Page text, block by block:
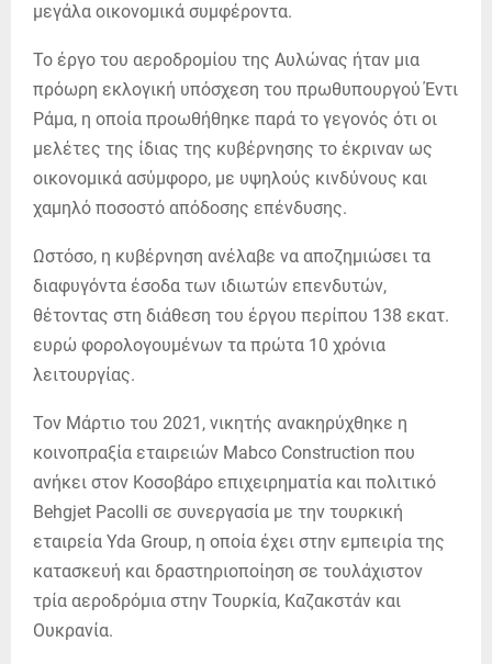
μεγάλα οικονομικά συμφέροντα.
Το έργο του αεροδρομίου της Αυλώνας ήταν μια
πρόωρη εκλογική υπόσχεση του πρωθυπουργού Έντι
Ράμα, η οποία προωθήθηκε παρά το γεγονός ότι οι
μελέτες της ίδιας της κυβέρνησης το έκριναν ως
οικονομικά ασύμφορο, με υψηλούς κινδύνους και
χαμηλό ποσοστό απόδοσης επένδυσης.
Ωστόσο, η κυβέρνηση ανέλαβε να αποζημιώσει τα
διαφυγόντα έσοδα των ιδιωτών επενδυτών,
θέτοντας στη διάθεση του έργου περίπου 138 εκατ.
ευρώ φορολογουμένων τα πρώτα 10 χρόνια
λειτουργίας.
Τον Μάρτιο του 2021, νικητής ανακηρύχθηκε η
κοινοπραξία εταιρειών Mabco Construction που
ανήκει στον Κοσοβάρο επιχειρηματία και πολιτικό
Behgjet Pacolli σε συνεργασία με την τουρκική
εταιρεία Yda Group, η οποία έχει στην εμπειρία της
κατασκευή και δραστηριοποίηση σε τουλάχιστον
τρία αεροδρόμια στην Τουρκία, Καζακστάν και
Ουκρανία.